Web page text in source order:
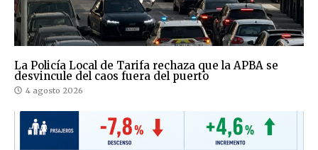
La Policía Local de Tarifa rechaza que la APBA se
desvincule del caos fuera del puerto
4 agosto 2026